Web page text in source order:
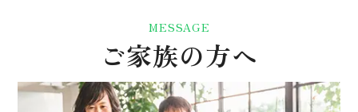
MESSAGE
ご家族の方へ